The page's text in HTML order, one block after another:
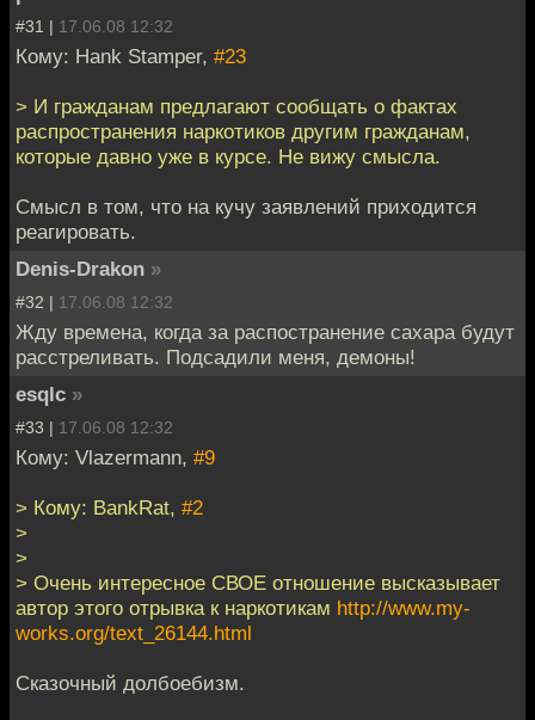
#31 | 17.06.08 12:32
Кому: Hank Stamper, #23
> И гражданам предлагают сообщать о фактах
распространения наркотиков другим гражданам,
которые давно уже в курсе. Не вижу смысла.
Смысл в том, что на кучу заявлений приходится
реагировать.
Denis-Drakon »
#32 | 17.06.08 12:32
Жду времена, когда за распостранение сахара будут
расстреливать. Подсадили меня, демоны!
esqlc »
#33 | 17.06.08 12:32
Кому: Vlazermann, #9
> Кому: BankRat, #2
>
>
> Очень интересное СВОЕ отношение высказывает
автор этого отрывка к наркотикам http://www.my-
works.org/text_26144.html
Сказочный долбоебизм.